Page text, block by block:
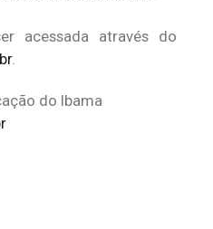
acessada através do
.
do Ibama